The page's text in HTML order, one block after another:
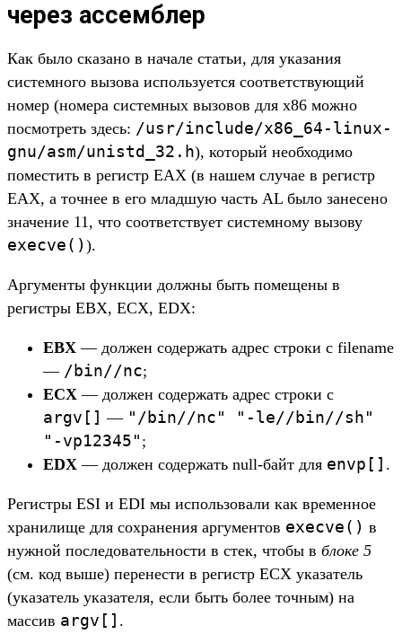
через ассемблер
Как было сказано в начале статьи, для указания
системного вызова используется соответствующий
номер (номера системных вызовов для x86 можно
посмотреть здесь: /usr/include/x86_64-linux-
gnu/asm/unistd_32.h), который необходимо
поместить в регистр EAX (в нашем случае в регистр
EAX, а точнее в его младшую часть AL было занесено
значение 11, что соответствует системному вызову
execve() ).
Аргументы функции должны быть помещены в
регистры EBX, ECX, EDX:
EBX — должен содержать адрес строки с filename
— /bin//nc;
ECX — должен содержать адрес строки с
argv[] — "/bin//nc" "-le//bin//sh"
"-vp12345" ;
EDX — должен содержать null-байт для envp[] .
Регистры ESI и EDI мы использовали как временное
хранилище для сохранения аргументов execve() в
нужной последовательности в стек, чтобы в блоке 5
(см. код выше) перенести в регистр ECX указатель
(указатель указателя, если быть более точным) на
массив argv[] .